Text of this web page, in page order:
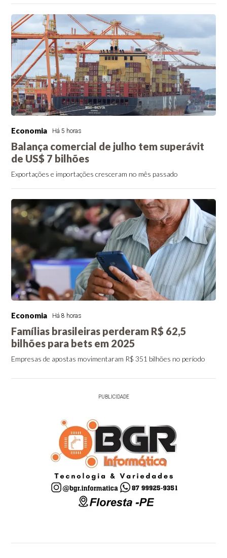
Economia Há 5 horas
Balança comercial de julho tem superávit
de US$ 7 bilhões
Exportações e importações cresceram no mês passado
Economia Há 8 horas
Famílias brasileiras perderam R$ 62,5
bilhões para bets em 2025
Empresas de apostas movimentaram R$ 351 bilhões no período
PUBLICIDADE